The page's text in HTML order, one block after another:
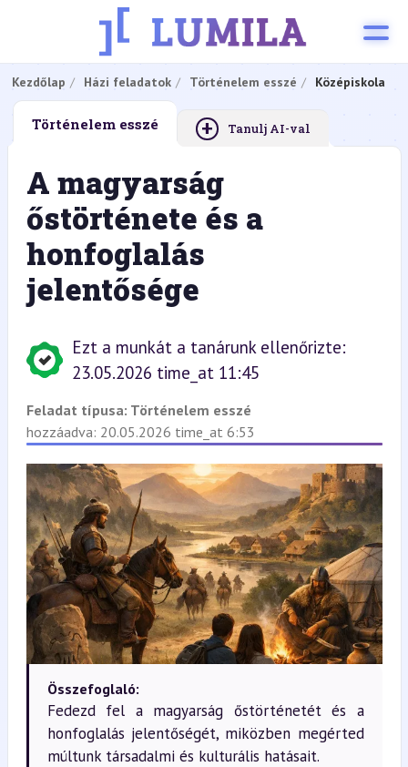
Kezdőlap Házi feladatok Történelem esszé Középiskola
Történelem esszé + Tanulj AI-val
A magyarság
őstörténete és a
honfoglalás
jelentősége
Ezt a munkát a tanárunk ellenőrizte:
23.05.2026 time_at 11:45
Feladat típusa: Történelem esszé
hozzáadva: 20.05.2026 time_at 6:53
Összefoglaló:
Fedezd fel a magyarság őstörténetét és a
honfoglalás jelentőségét, miközben megérted
múltunk társadalmi és kulturális hatásait.